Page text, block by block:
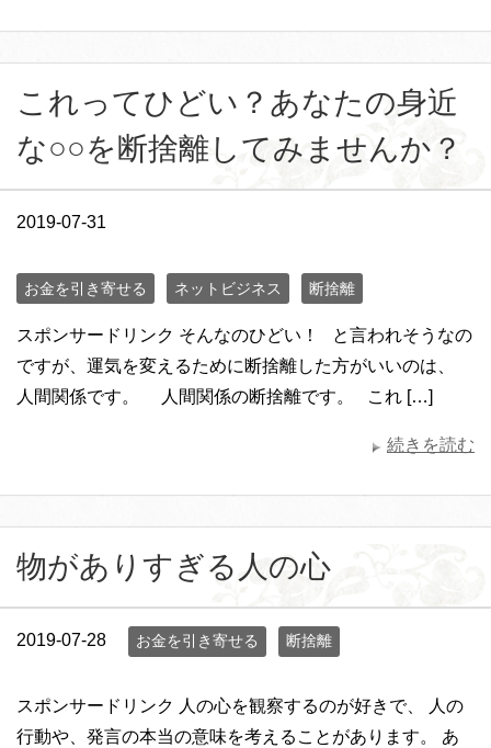
これってひどい？あなたの身近
な○○を断捨離してみませんか？
2019-07-31
お金を引き寄せる ネットビジネス 断捨離
スポンサードリンク そんなのひどい！ と言われそうなの
ですが、運気を変えるために断捨離した方がいいのは、
人間関係です。 人間関係の断捨離です。 これ […]
続きを読む
物がありすぎる人の心
2019-07-28 お金を引き寄せる 断捨離
スポンサードリンク 人の心を観察するのが好きで、 人の
行動や、発言の本当の意味を考えることがあります。 あ